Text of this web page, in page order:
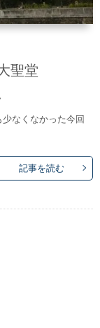
聖堂
なくなかった今回
記事を読む